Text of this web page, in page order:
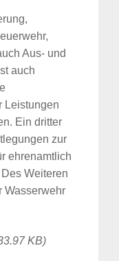
Aus- und
auch
Leistungen
Ein dritter
zur
ehrenamtlich
Weiteren
Wasserwehr
KB)